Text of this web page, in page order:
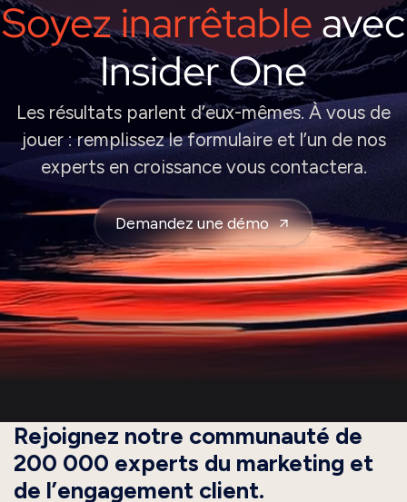
Soyez inarrêtableavec
Insider One
Les résultats parlent d’eux-mêmes. À vous de
jouer : remplissez le formulaire et l’un de nos
experts en croissance vous contactera.
Demandez une démo
Rejoignez notre communauté de
200 000 experts du marketing et
de l’engagement client.